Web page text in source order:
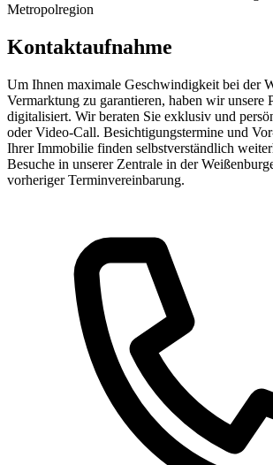
Metropolregion
Kontaktaufnahme
Um Ihnen maximale Geschwindigkeit bei der
Vermarktung zu garantieren, haben wir unsere
digitalisiert. Wir beraten Sie exklusiv und
oder Video-Call. Besichtigungstermine und
Ihrer Immobilie finden selbstverständlich
Besuche in unserer Zentrale in der
vorheriger Terminvereinbarung.